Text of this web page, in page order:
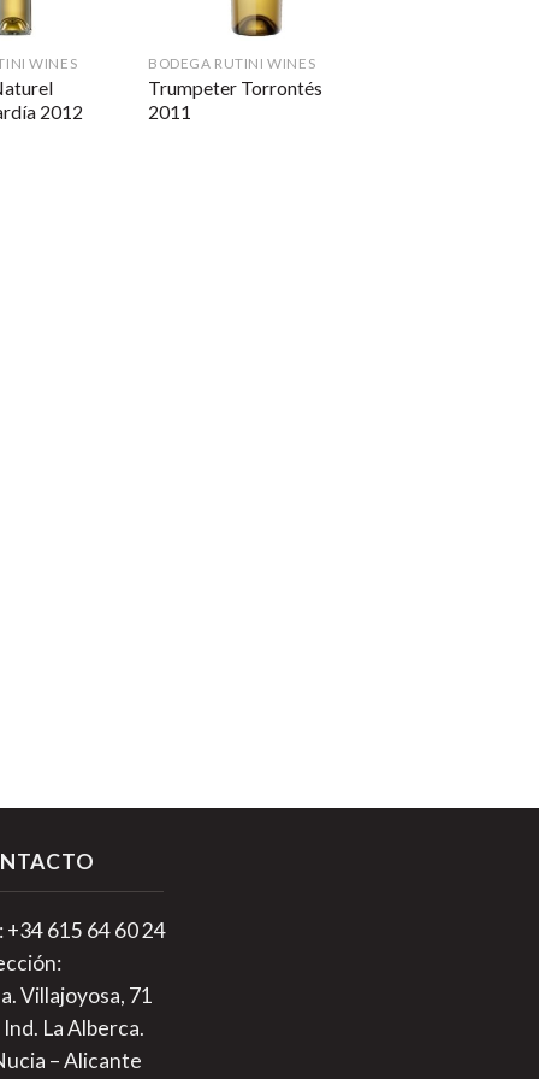
WINES
2012
BODEGA RUTINI WINES
Trumpeter Torrontés
2011
+34 615 64 60 24
Villajoyosa, 71
La Alberca.
– Alicante